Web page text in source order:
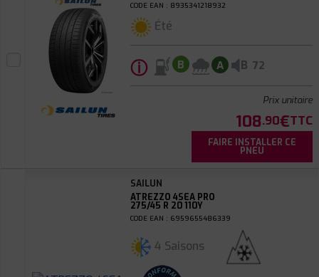
CODE EAN : 8935341218932
Été
ⓘ B A B 72
Prix unitaire
108.90€TTC
FAIRE INSTALLER CE
PNEU
SAILUN
ATREZZO 4SEA PRO
275/45 R 20 110Y
CODE EAN : 6959655486339
4 Saisons